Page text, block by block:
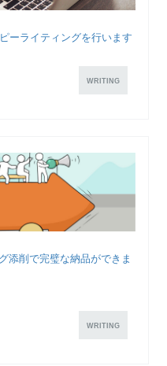
ーライティングを行います
WRITING
添削で完璧な納品ができま
WRITING